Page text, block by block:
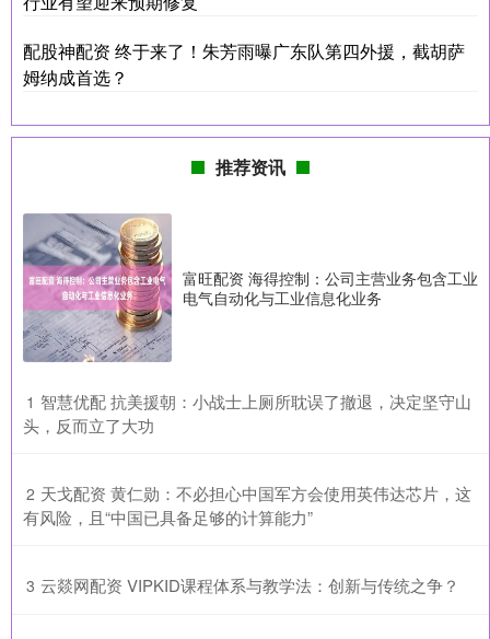
配股神配资 终于来了！朱芳雨曝广东队第四外援，截胡萨
姆纳成首选？
推荐资讯
富旺配资 海得控制：公司主营业务包含工业
电气自动化与工业信息化业务
1 ​智慧优配 抗美援朝：小战士上厕所耽误了撤退，决定坚守山
头，反而立了大功
2 ​天戈配资 黄仁勋：不必担心中国军方会使用英伟达芯片，这
有风险，且“中国已具备足够的计算能力”
3 ​云燚网配资 VIPKID课程体系与教学法：创新与传统之争？